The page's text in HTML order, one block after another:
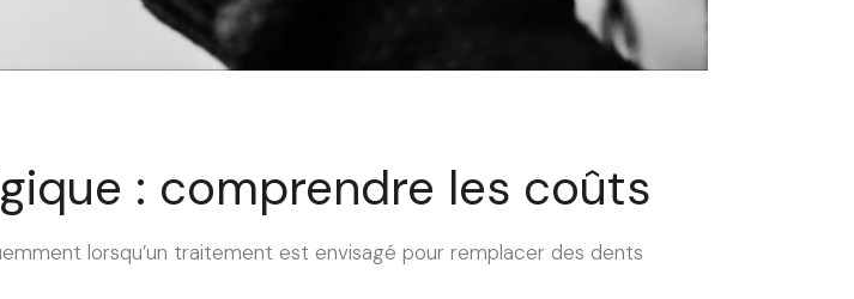
: comprendre les coûts
lorsqu’un traitement est envisagé pour remplacer des dents